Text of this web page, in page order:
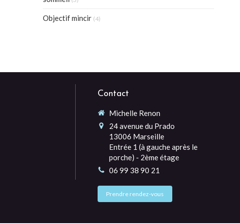
Objectif mincir (4)
Contact
Michelle Renon
24 avenue du Prado
13006 Marseille
Entrée 1 (à gauche après le
porche) - 2ème étage
06 99 38 90 21
Prendre rendez-vous